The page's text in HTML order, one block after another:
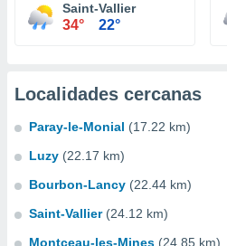
Saint-Vallier
34° 22°
Localidades cercanas
Paray-le-Monial (17.22 km)
Luzy (22.17 km)
Bourbon-Lancy (22.44 km)
Saint-Vallier (24.12 km)
Montceau-les-Mines (24.85 km)